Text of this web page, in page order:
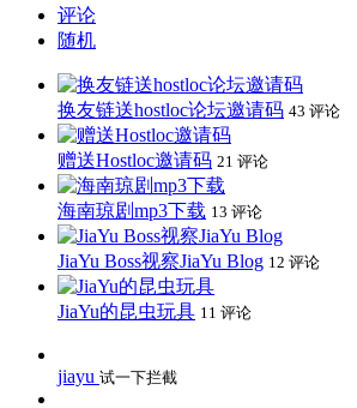
评论
随机
换友链送hostloc论坛邀请码 43 评论
赠送Hostloc邀请码 21 评论
海南琼剧mp3下载 13 评论
JiaYu Boss视察JiaYu Blog 12 评论
JiaYu的昆虫玩具 11 评论
jiayu 试一下拦截